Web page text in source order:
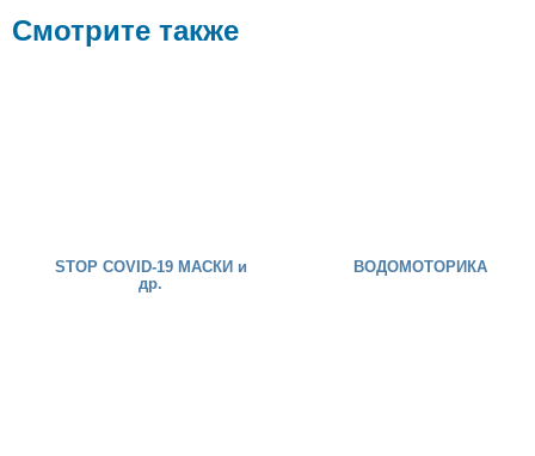
Смотрите также
STOP COVID-19 МАСКИ и
др.
ВОДОМОТОРИКА